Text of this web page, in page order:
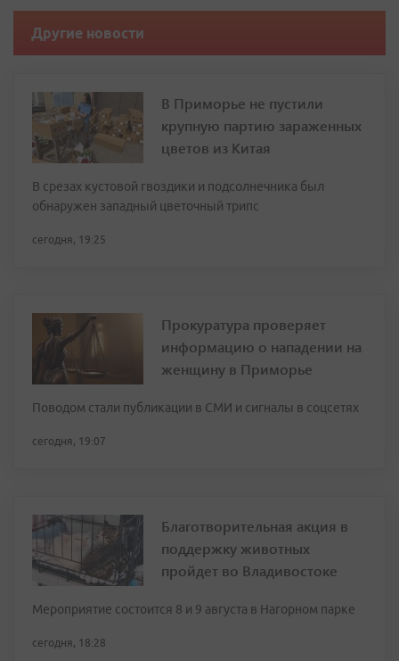
Другие новости
В Приморье не пустили
крупную партию зараженных
цветов из Китая
В срезах кустовой гвоздики и подсолнечника был
обнаружен западный цветочный трипс
сегодня, 19:25
Прокуратура проверяет
информацию о нападении на
женщину в Приморье
Поводом стали публикации в СМИ и сигналы в соцсетях
сегодня, 19:07
Благотворительная акция в
поддержку животных
пройдет во Владивостоке
Мероприятие состоится 8 и 9 августа в Нагорном парке
сегодня, 18:28